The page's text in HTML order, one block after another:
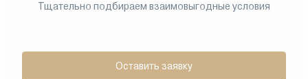
Тщательно подбираем взаимовыгодные условия
Оставить заявку